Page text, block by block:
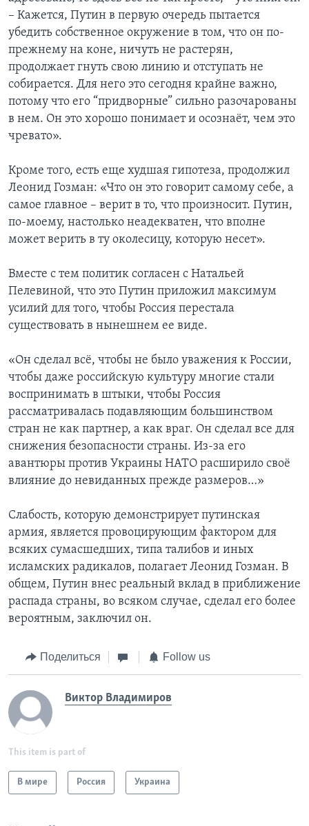
– Кажется, Путин в первую очередь пытается
убедить собственное окружение в том, что он по-
прежнему на коне, ничуть не растерян,
продолжает гнуть свою линию и отступать не
собирается. Для него это сегодня крайне важно,
потому что его “придворные” сильно разочарованы
в нем. Он это хорошо понимает и осознаёт, чем это
чревато».
Кроме того, есть еще худшая гипотеза, продолжил
Леонид Гозман: «Что он это говорит самому себе, а
самое главное – верит в то, что произносит. Путин,
по-моему, настолько неадекватен, что вполне
может верить в ту околесицу, которую несет».
Вместе с тем политик согласен с Натальей
Пелевиной, что это Путин приложил максимум
усилий для того, чтобы Россия перестала
существовать в нынешнем ее виде.
«Он сделал всё, чтобы не было уважения к России,
чтобы даже российскую культуру многие стали
воспринимать в штыки, чтобы Россия
рассматривалась подавляющим большинством
стран не как партнер, а как враг. Он сделал все для
снижения безопасности страны. Из-за его
авантюры против Украины НАТО расширило своё
влияние до невиданных прежде размеров…»
Слабость, которую демонстрирует путинская
армия, является провоцирующим фактором для
всяких сумасшедших, типа талибов и иных
исламских радикалов, полагает Леонид Гозман. В
общем, Путин внес реальный вклад в приближение
распада страны, во всяком случае, сделал его более
вероятным, заключил он.
Поделиться Follow us
Виктор Владимиров
This item is part of
В мире Россия Украина